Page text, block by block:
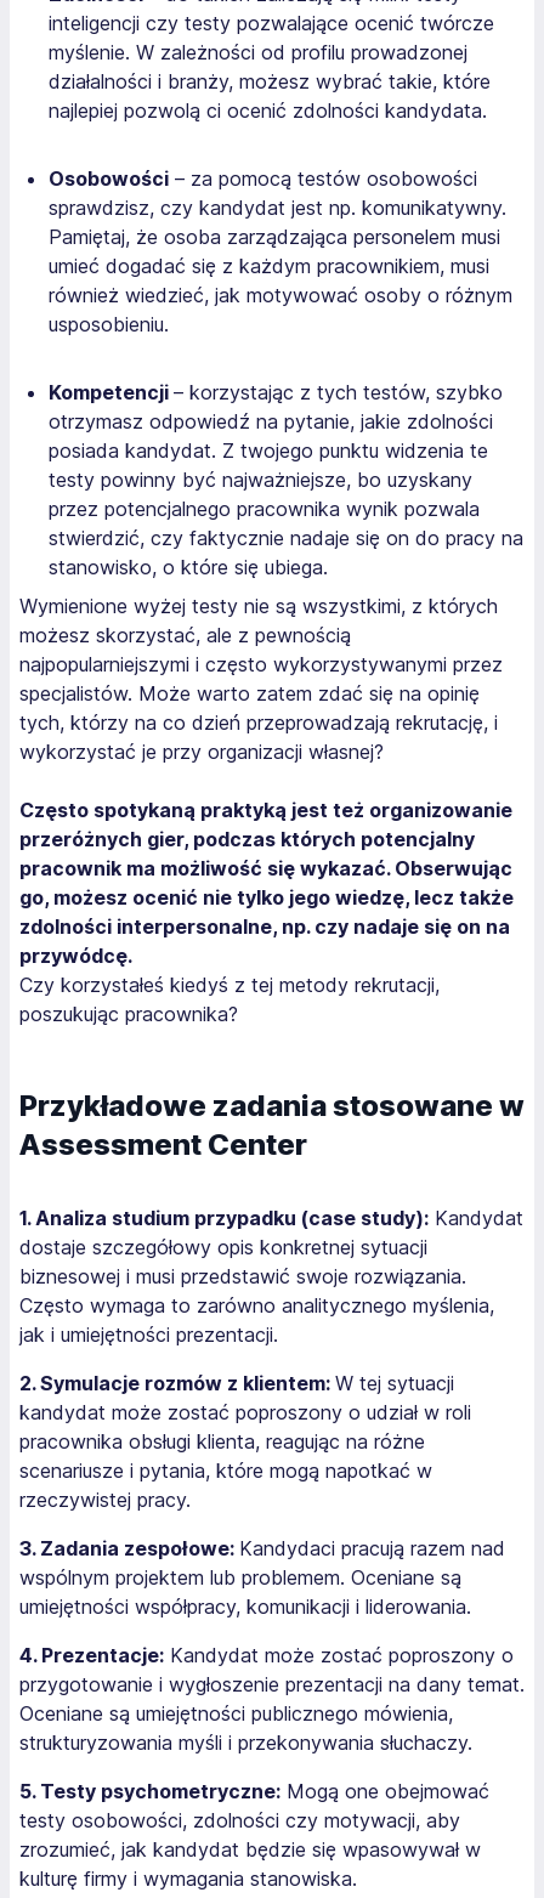
inteligencji czy testy pozwalające ocenić twórcze
myślenie. W zależności od profilu prowadzonej
działalności i branży, możesz wybrać takie, które
najlepiej pozwolą ci ocenić zdolności kandydata.
Osobowości – za pomocą testów osobowości
sprawdzisz, czy kandydat jest np. komunikatywny.
Pamiętaj, że osoba zarządzająca personelem musi
umieć dogadać się z każdym pracownikiem, musi
również wiedzieć, jak motywować osoby o różnym
usposobieniu.
Kompetencji – korzystając z tych testów, szybko
otrzymasz odpowiedź na pytanie, jakie zdolności
posiada kandydat. Z twojego punktu widzenia te
testy powinny być najważniejsze, bo uzyskany
przez potencjalnego pracownika wynik pozwala
stwierdzić, czy faktycznie nadaje się on do pracy na
stanowisko, o które się ubiega.
Wymienione wyżej testy nie są wszystkimi, z których
możesz skorzystać, ale z pewnością
najpopularniejszymi i często wykorzystywanymi przez
specjalistów. Może warto zatem zdać się na opinię
tych, którzy na co dzień przeprowadzają rekrutację, i
wykorzystać je przy organizacji własnej?
Często spotykaną praktyką jest też organizowanie
przeróżnych gier, podczas których potencjalny
pracownik ma możliwość się wykazać. Obserwując
go, możesz ocenić nie tylko jego wiedzę, lecz także
zdolności interpersonalne, np. czy nadaje się on na
przywódcę.
Czy korzystałeś kiedyś z tej metody rekrutacji,
poszukując pracownika?
Przykładowe zadania stosowane w
Assessment Center
1. Analiza studium przypadku (case study): Kandydat
dostaje szczegółowy opis konkretnej sytuacji
biznesowej i musi przedstawić swoje rozwiązania.
Często wymaga to zarówno analitycznego myślenia,
jak i umiejętności prezentacji.
2. Symulacje rozmów z klientem: W tej sytuacji
kandydat może zostać poproszony o udział w roli
pracownika obsługi klienta, reagując na różne
scenariusze i pytania, które mogą napotkać w
rzeczywistej pracy.
3. Zadania zespołowe: Kandydaci pracują razem nad
wspólnym projektem lub problemem. Oceniane są
umiejętności współpracy, komunikacji i liderowania.
4. Prezentacje: Kandydat może zostać poproszony o
przygotowanie i wygłoszenie prezentacji na dany temat.
Oceniane są umiejętności publicznego mówienia,
strukturyzowania myśli i przekonywania słuchaczy.
5. Testy psychometryczne: Mogą one obejmować
testy osobowości, zdolności czy motywacji, aby
zrozumieć, jak kandydat będzie się wpasowywał w
kulturę firmy i wymagania stanowiska.